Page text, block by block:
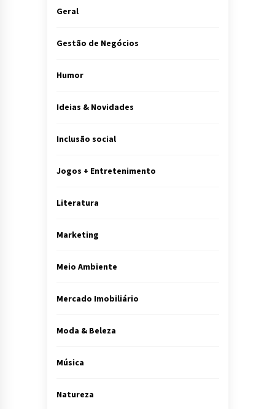
Geral
Gestão de Negócios
Humor
Ideias & Novidades
Inclusão social
Jogos + Entretenimento
Literatura
Marketing
Meio Ambiente
Mercado Imobiliário
Moda & Beleza
Música
Natureza